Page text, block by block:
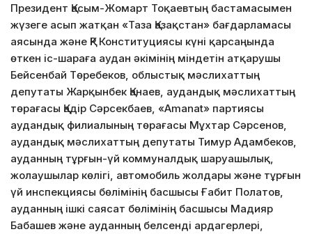
Президент Қасым-Жомарт Тоқаевтың бастамасымен
жүзеге асып жатқан «Таза Қазақстан» бағдарламасы
аясында және ҚР Конституциясы күні қарсаңында
өткен іс-шараға аудан әкімінің міндетін атқарушы
Бейсенбай Төребеков, облыстық мәслихаттың
депутаты Жарқынбек Қанаев, аудандық мәслихаттың
төрағасы Қадір Сәрсекбаев, «Amanat» партиясы
аудандық филиалының төрағасы Мұхтар Сәрсенов,
аудандық мәслихаттың депутаты Тимур Адамбеков,
ауданның тұрғын-үй коммуналдық шаруашылық,
жолаушылар көлігі, автомобиль жолдары және тұрғын
үй инспекциясы бөлімінің басшысы Ғабит Полатов,
ауданның ішкі саясат бөлімінің басшысы Мадияр
Бабашев және ауданның белсенді ардагерлері,